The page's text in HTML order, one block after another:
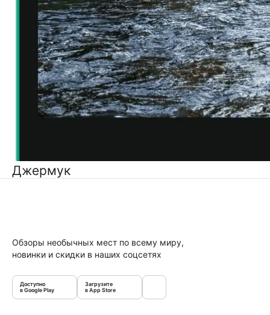
Джермук
Обзоры необычных мест по всему миру,
новинки и скидки в наших соцсетях
Доступно
в Google Play
Загрузите
в App Store